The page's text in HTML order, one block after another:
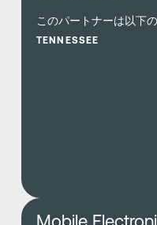
このパートナーは以下
TENNESSEE
さらに詳しく